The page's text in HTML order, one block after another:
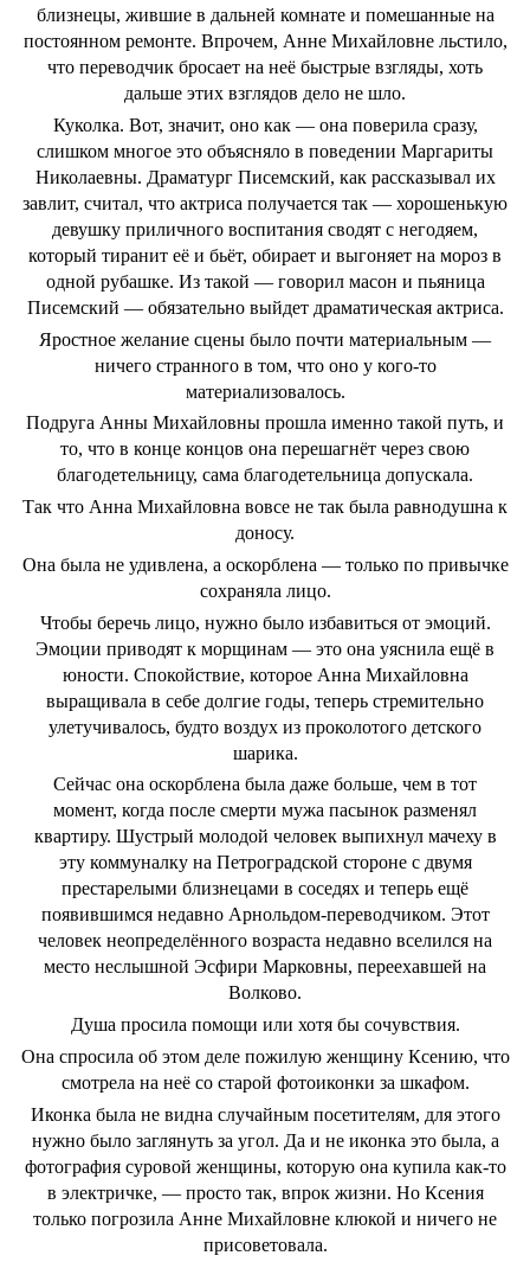
близнецы, жившие в дальней комнате и помешанные на
постоянном ремонте. Впрочем, Анне Михайловне льстило,
что переводчик бросает на неё быстрые взгляды, хоть
дальше этих взглядов дело не шло.
Куколка. Вот, значит, оно как — она поверила сразу,
слишком многое это объясняло в поведении Маргариты
Николаевны. Драматург Писемский, как рассказывал их
завлит, считал, что актриса получается так — хорошенькую
девушку приличного воспитания сводят с негодяем,
который тиранит её и бьёт, обирает и выгоняет на мороз в
одной рубашке. Из такой — говорил масон и пьяница
Писемский — обязательно выйдет драматическая актриса.
Яростное желание сцены было почти материальным —
ничего странного в том, что оно у кого-то
материализовалось.
Подруга Анны Михайловны прошла именно такой путь, и
то, что в конце концов она перешагнёт через свою
благодетельницу, сама благодетельница допускала.
Так что Анна Михайловна вовсе не так была равнодушна к
доносу.
Она была не удивлена, а оскорблена — только по привычке
сохраняла лицо.
Чтобы беречь лицо, нужно было избавиться от эмоций.
Эмоции приводят к морщинам — это она уяснила ещё в
юности. Спокойствие, которое Анна Михайловна
выращивала в себе долгие годы, теперь стремительно
улетучивалось, будто воздух из проколотого детского
шарика.
Сейчас она оскорблена была даже больше, чем в тот
момент, когда после смерти мужа пасынок разменял
квартиру. Шустрый молодой человек выпихнул мачеху в
эту коммуналку на Петроградской стороне с двумя
престарелыми близнецами в соседях и теперь ещё
появившимся недавно Арнольдом-переводчиком. Этот
человек неопределённого возраста недавно вселился на
место неслышной Эсфири Марковны, переехавшей на
Волково.
Душа просила помощи или хотя бы сочувствия.
Она спросила об этом деле пожилую женщину Ксению, что
смотрела на неё со старой фотоиконки за шкафом.
Иконка была не видна случайным посетителям, для этого
нужно было заглянуть за угол. Да и не иконка это была, а
фотография суровой женщины, которую она купила как-то
в электричке, — просто так, впрок жизни. Но Ксения
только погрозила Анне Михайловне клюкой и ничего не
присоветовала.